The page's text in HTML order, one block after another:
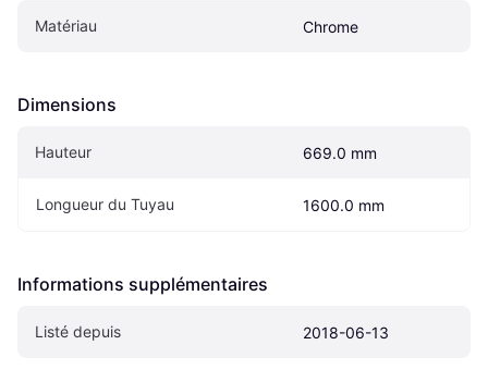
Matériau Chrome
Dimensions
Hauteur 669.0 mm
Longueur du Tuyau 1600.0 mm
Informations supplémentaires
Listé depuis 2018-06-13